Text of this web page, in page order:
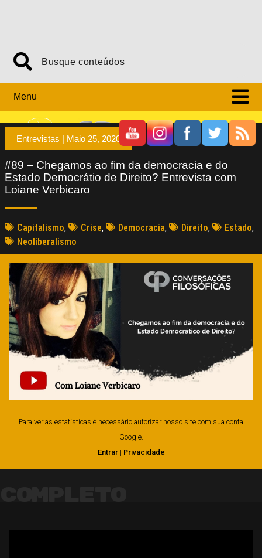
Menu
Entrevistas | Maio 25, 2020
#89 – Chegamos ao fim da democracia e do
Estado Democrátio de Direito? Entrevista com
Loiane Verbicaro
Capitalismo, Crise, Democracia, Direito, Estado,
Neoliberalismo
Para ver as estatísticas é necessário autorizar nosso site com sua conta
Google.
Entrar| Privacidade